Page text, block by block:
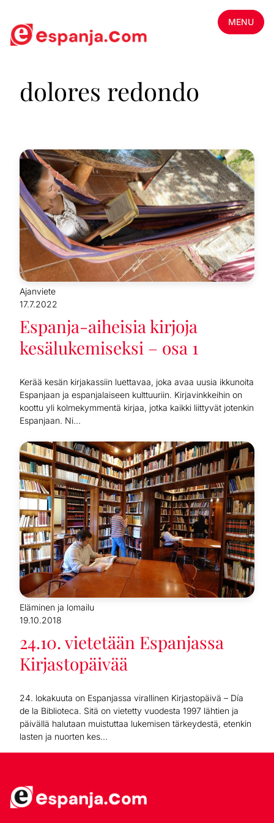
MENU
dolores redondo
Ajanviete
17.7.2022
Espanja-aiheisia kirjoja
kesälukemiseksi – osa 1
Kerää kesän kirjakassiin luettavaa, joka avaa uusia ikkunoita
Espanjaan ja espanjalaiseen kulttuuriin. Kirjavinkkeihin on
koottu yli kolmekymmentä kirjaa, jotka kaikki liittyvät jotenkin
Espanjaan. Ni...
Eläminen ja lomailu
19.10.2018
24.10. vietetään Espanjassa
Kirjastopäivää
24. lokakuuta on Espanjassa virallinen Kirjastopäivä – Día
de la Biblioteca. Sitä on vietetty vuodesta 1997 lähtien ja
päivällä halutaan muistuttaa lukemisen tärkeydestä, etenkin
lasten ja nuorten kes...